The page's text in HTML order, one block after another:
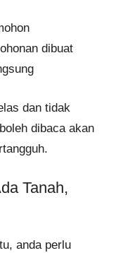
dibuat
dan tidak
dibaca akan
Tanah,
anda perlu